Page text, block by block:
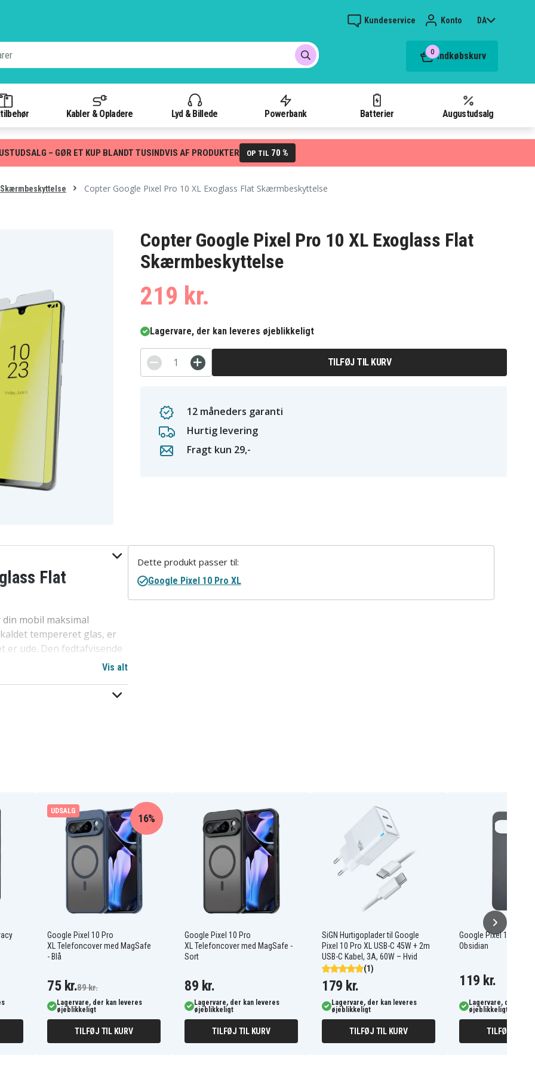
Kundeservice Konto DA
0 Indkøbskurv
Kabler & Opladere Lyd & Billede Powerbank Batterier Augustudsalg
– GØR ET KUP BLANDT TUSINDVIS AF PRODUKTER OP TIL 70 %
Skærmbeskyttelse Copter Google Pixel Pro 10 XL Exoglass Flat Skærmbeskyttelse
Copter Google Pixel Pro 10 XL Exoglass Flat
Skærmbeskyttelse
219 kr.
Lagervare, der kan leveres øjeblikkeligt
TILFØJ TIL KURV
12 måneders garanti
Hurtig levering
Fragt kun 29,-
Flat
mobil maksimal
tempereret glas, er
ude. Den fedtafvisende
Takket være det tynde
Flat er et plant
Vis alt
Dette produkt passer til:
Google Pixel 10 Pro XL
UDSALG
Google Pixel 10 Pro
XL Telefoncover med MagSafe
- Blå
16%
75 kr.89 kr.
Lagervare, der kan leveres
øjeblikkeligt
TILFØJ TIL KURV
Google Pixel 10 Pro
XL Telefoncover med MagSafe -
Sort
89 kr.
Lagervare, der kan leveres
øjeblikkeligt
TILFØJ TIL KURV
SiGN Hurtigoplader til Google
Pixel 10 Pro XL USB-C 45W + 2m
USB-C Kabel, 3A, 60W – Hvid
(1)
179 kr.
Lagervare, der kan leveres
øjeblikkeligt
TILFØJ TIL KURV
Google Pixel 10 Pro
Obsidian
119 kr.
Lagervare, der kan
øjeblikkeligt
TILFØJ TIL